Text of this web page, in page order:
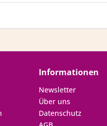
Informationen
Newsletter
Über uns
Datenschutz